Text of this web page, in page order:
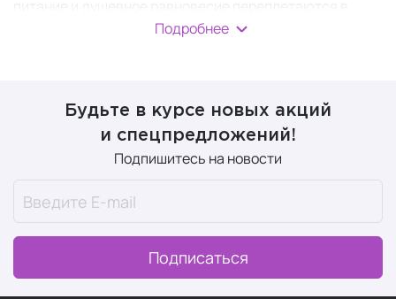
аксессуаров для здорового сна до комплексных
витаминных комплексов и инвентаря для идеальной
один из краеугольных камней концепции Wellness и
важный ежедневный ритуал. Это время, когда тело
Подробнее
Будьте в курсе новых акций
и спецпредложений!
Подпишитесь на новости
Подписаться